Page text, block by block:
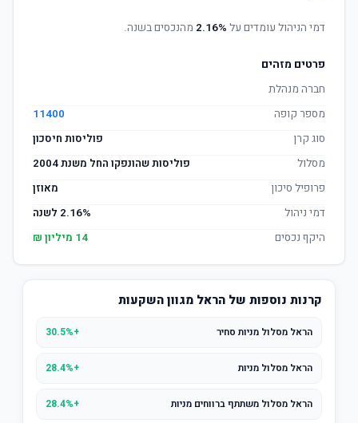
דמי הניהול עומדים על 2.16% מהנכסים בשנה.
פרטים מזהים
חברה מנהלת
מספר קופה
11400
סוג קרן
פוליסות חיסכון
מסלול
פוליסות שהונפקו החל משנת 2004
פרופיל סיכון
מאוזן
דמי ניהול
2.16% לשנה
היקף נכסים
14 מיליון ₪
קרנות נוספות של הראל מגוון השקעות
הראל מסלול מניות סחיר +30.5%
הראל מסלול מניות +28.4%
הראל מסלול משתתף ברווחים מניות +28.4%